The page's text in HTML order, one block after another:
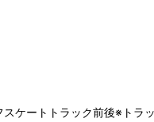
ケートトラック前後※トラ